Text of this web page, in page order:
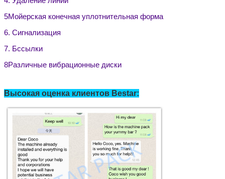
Оставьте сообщение
5Мойерская конечная уплотнительная форма
6. Сигнализация
7. Бссылки
8Различные вибрационные диски
Высокая оценка клиентов Bestar: